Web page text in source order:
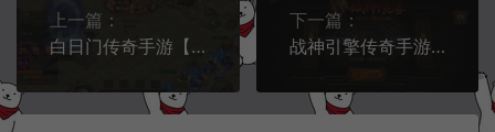
上一篇：
白日门传奇手游【鸿蒙王者攻速中秋特献版】9月最新整理Win一键服务端+GM后台+安卓+详细搭建教程
下一篇：
战神引擎传奇手游【1.80战神陨落】9月最新整理Win一键服务端+自定义NPC+GM充值后台+安卓苹果双端+详细搭建教程